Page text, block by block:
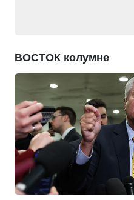
ВОСТОК колумне